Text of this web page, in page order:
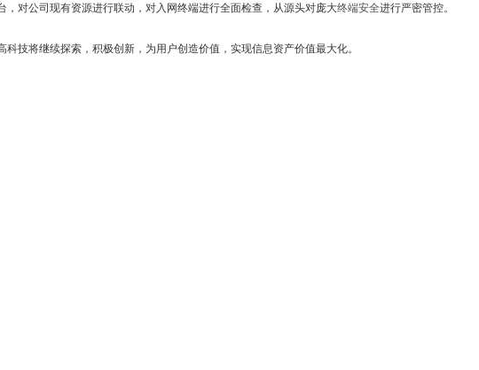
对公司现有资源进行联动，对入网终端进行全面检查，从源头对庞大终端安全进行严密管控。
科技将继续探索，积极创新，为用户创造价值，实现信息资产价值最大化。